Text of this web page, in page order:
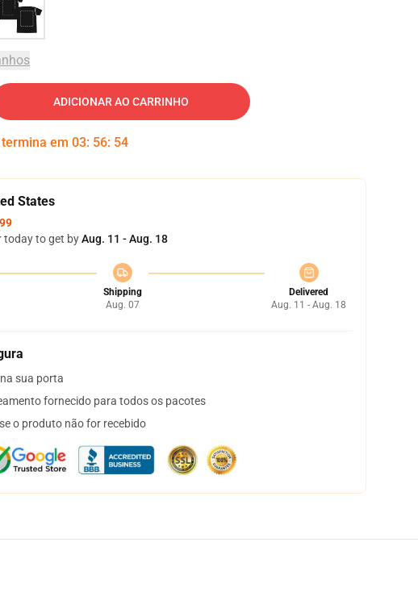
ADICIONAR AO CARRINHO
em 03: 56: 53
States
today to get byAug. 11 - Aug. 18
Shipping
Aug. 07
Delivered
Aug. 11 - Aug. 18
sua porta
fornecido para todos os pacotes
o produto não for recebido